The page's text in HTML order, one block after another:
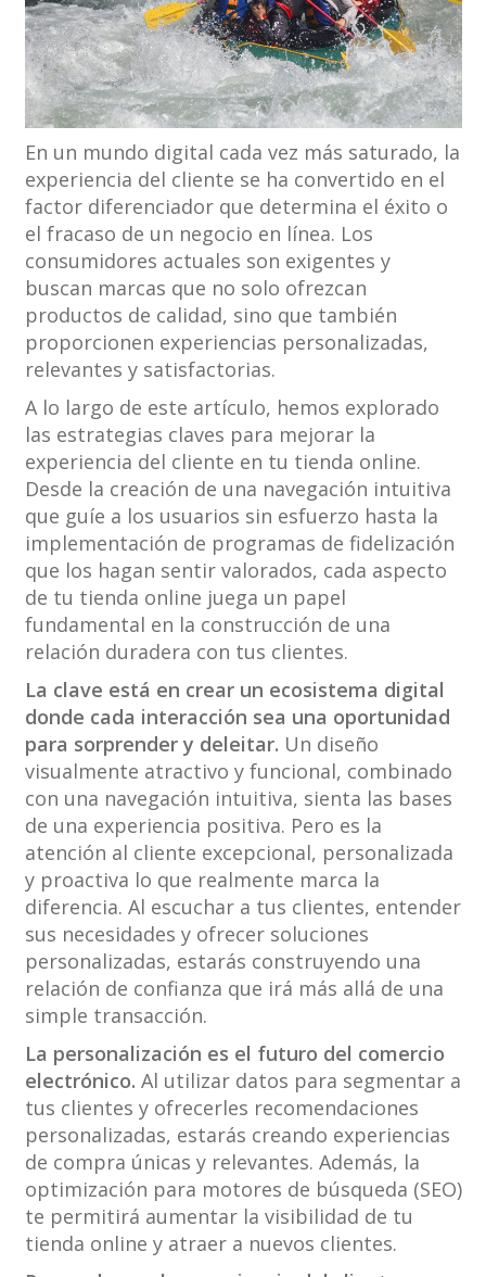
En un mundo digital cada vez más saturado, la
experiencia del cliente se ha convertido en el
factor diferenciador que determina el éxito o
el fracaso de un negocio en línea. Los
consumidores actuales son exigentes y
buscan marcas que no solo ofrezcan
productos de calidad, sino que también
proporcionen experiencias personalizadas,
relevantes y satisfactorias.
A lo largo de este artículo, hemos explorado
las estrategias claves para mejorar la
experiencia del cliente en tu tienda online.
Desde la creación de una navegación intuitiva
que guíe a los usuarios sin esfuerzo hasta la
implementación de programas de fidelización
que los hagan sentir valorados, cada aspecto
de tu tienda online juega un papel
fundamental en la construcción de una
relación duradera con tus clientes.
La clave está en crear un ecosistema digital
donde cada interacción sea una oportunidad
para sorprender y deleitar. Un diseño
visualmente atractivo y funcional, combinado
con una navegación intuitiva, sienta las bases
de una experiencia positiva. Pero es la
atención al cliente excepcional, personalizada
y proactiva lo que realmente marca la
diferencia. Al escuchar a tus clientes, entender
sus necesidades y ofrecer soluciones
personalizadas, estarás construyendo una
relación de confianza que irá más allá de una
simple transacción.
La personalización es el futuro del comercio
electrónico. Al utilizar datos para segmentar a
tus clientes y ofrecerles recomendaciones
personalizadas, estarás creando experiencias
de compra únicas y relevantes. Además, la
optimización para motores de búsqueda (SEO)
te permitirá aumentar la visibilidad de tu
tienda online y atraer a nuevos clientes.